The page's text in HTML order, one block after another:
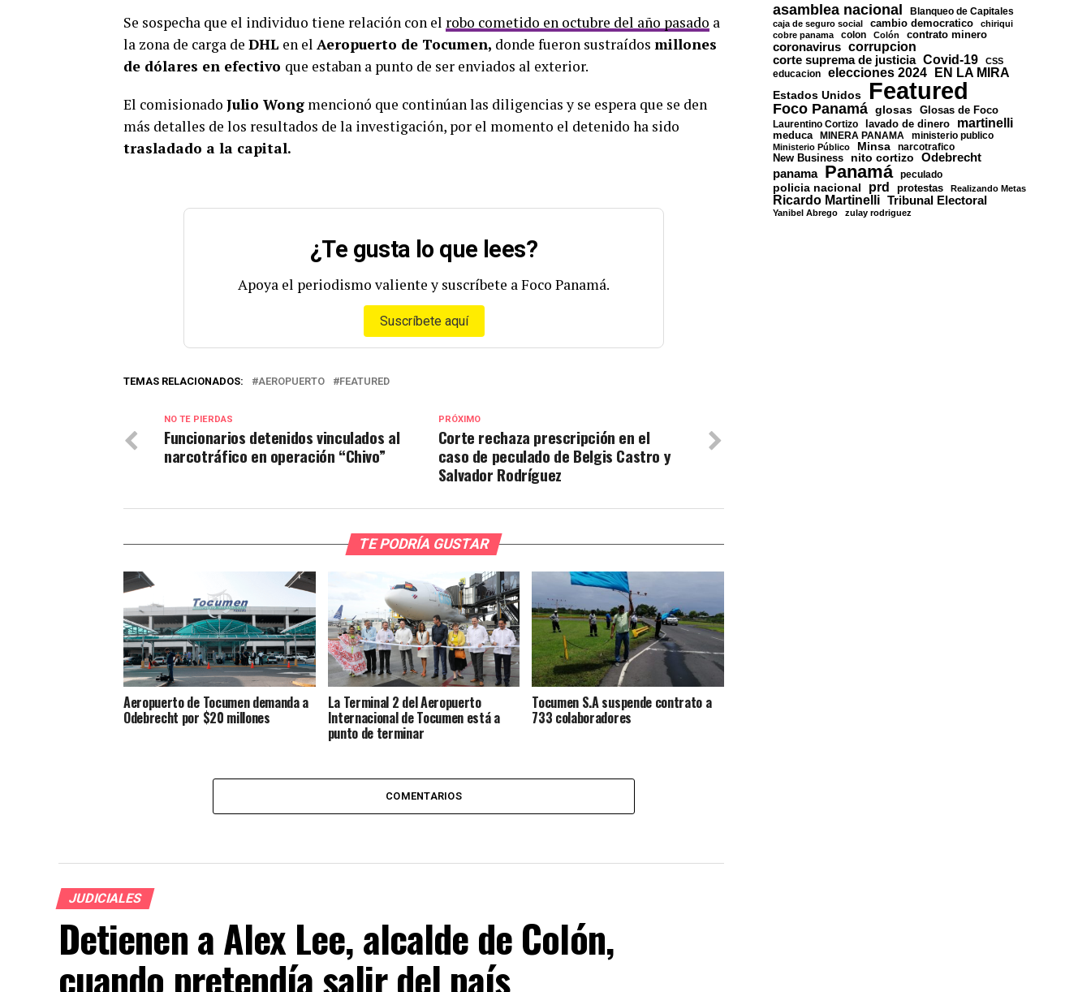
Se sospecha que el individuo tiene relación con el robo cometido en octubre del año pasado a
la zona de carga de DHL en el Aeropuerto de Tocumen, donde fueron sustraídos millones
de dólares en efectivo que estaban a punto de ser enviados al exterior.
El comisionado Julio Wong mencionó que continúan las diligencias y se espera que se den
más detalles de los resultados de la investigación, por el momento el detenido ha sido
trasladado a la capital.
¿Te gusta lo que lees?
Apoya el periodismo valiente y suscríbete a Foco Panamá.
Suscríbete aquí
TEMAS RELACIONADOS: AEROPUERTO FEATURED
PRÓXIMO
Corte rechaza prescripción en el
caso de peculado de Belgis Castro y
Salvador Rodríguez
NO TE PIERDAS
Funcionarios detenidos vinculados al
narcotráfico en operación “Chivo”
TE PODRÍA GUSTAR
Aeropuerto de Tocumen demanda a
Odebrecht por $20 millones
La Terminal 2 del Aeropuerto
Internacional de Tocumen está a
punto de terminar
Tocumen S.A suspende contrato a
733 colaboradores
COMENTARIOS
JUDICIALES
Detienen a Alex Lee, alcalde de Colón,
cuando pretendía salir del país
asamblea nacional Blanqueo de Capitales
caja de seguro social cambio democratico
chiriqui
cobre panama
colon Colón contrato minero
coronavirus corrupcion
corte suprema de justicia Covid-19 CSS
educacion elecciones 2024 EN LA MIRA
Estados Unidos Featured
Foco Panamá glosas Glosas de Foco
Laurentino Cortizo lavado de dinero martinelli
meduca MINERA PANAMA ministerio publico
Ministerio Público Minsa
narcotrafico
New Business
nito cortizo Odebrecht
panama Panamá peculado
policia nacional prd protestas Realizando Metas
Ricardo Martinelli Tribunal Electoral
Yanibel Abrego zulay rodriguez